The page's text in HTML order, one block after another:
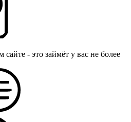
сайте - это займёт у вас не более